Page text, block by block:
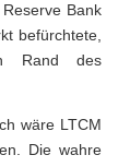
Bank
befürchtete,
Rand des
wäre LTCM
Die wahre